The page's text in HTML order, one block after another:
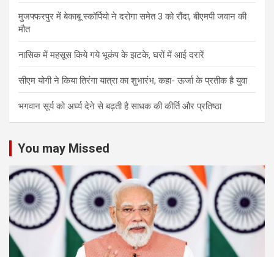
मुजफ्फरपुर में बेकाबू स्कॉर्पियो ने दरोगा समेत 3 को रौंदा, बीएमपी जवान की
मौत
नासिक में महसूस किये गये भूकंप के झटके, घरों में आई दरारें
सीएम योगी ने किया तिरंगा यात्रा का शुभारंभ, कहा- ऊर्जा के प्रतीक है युवा
भगवान सूर्य को अर्घ्य देने से बढ़ती है साधक की कीर्ति और प्रतिष्ठा
You may Missed